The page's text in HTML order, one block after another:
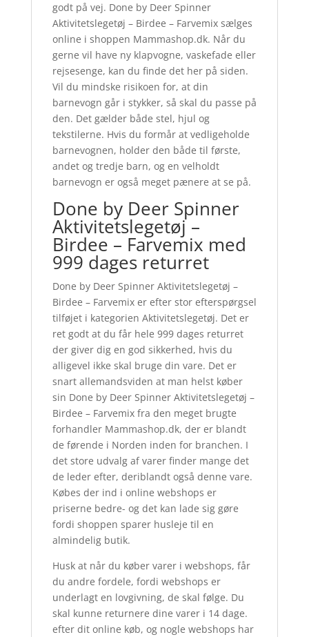
godt på vej. Done by Deer Spinner
Aktivitetslegetøj – Birdee – Farvemix sælges
online i shoppen Mammashop.dk. Når du
gerne vil have ny klapvogne, vaskefade eller
rejsesenge, kan du finde det her på siden.
Vil du mindske risikoen for, at din
barnevogn går i stykker, så skal du passe på
den. Det gælder både stel, hjul og
tekstilerne. Hvis du formår at vedligeholde
barnevognen, holder den både til første,
andet og tredje barn, og en velholdt
barnevogn er også meget pænere at se på.
Done by Deer Spinner
Aktivitetslegetøj –
Birdee – Farvemix med
999 dages returret
Done by Deer Spinner Aktivitetslegetøj –
Birdee – Farvemix er efter stor efterspørgsel
tilføjet i kategorien Aktivitetslegetøj. Det er
ret godt at du får hele 999 dages returret
der giver dig en god sikkerhed, hvis du
alligevel ikke skal bruge din vare. Det er
snart allemandsviden at man helst køber
sin Done by Deer Spinner Aktivitetslegetøj –
Birdee – Farvemix fra den meget brugte
forhandler Mammashop.dk, der er blandt
de førende i Norden inden for branchen. I
det store udvalg af varer finder mange det
de leder efter, deriblandt også denne vare.
Købes der ind i online webshops er
priserne bedre- og det kan lade sig gøre
fordi shoppen sparer husleje til en
almindelig butik.
Husk at når du køber varer i webshops, får
du andre fordele, fordi webshops er
underlagt en lovgivning, de skal følge. Du
skal kunne returnere dine varer i 14 dage.
efter dit online køb, og nogle webshops har